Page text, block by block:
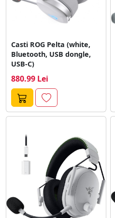
Casti ROG Pelta (white,
Bluetooth, USB dongle,
USB-C)
880.99 Lei